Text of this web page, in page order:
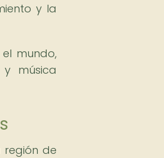
y la
mundo,
música
región de